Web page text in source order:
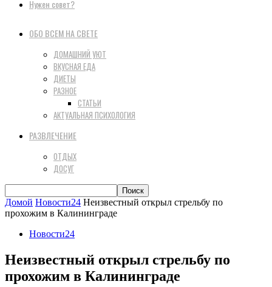
Нужен совет?
ОБО ВСЕМ НА СВЕТЕ
ДОМАШНИЙ УЮТ
ВКУСНАЯ ЕДА
ДИЕТЫ
РАЗНОЕ
СТАТЬИ
АКТУАЛЬНАЯ ПСИХОЛОГИЯ
РАЗВЛЕЧЕНИЕ
ОТДЫХ
ДОСУГ
Домой Новости24 Неизвестный открыл стрельбу по
прохожим в Калининграде
Новости24
Неизвестный открыл стрельбу по
прохожим в Калининграде